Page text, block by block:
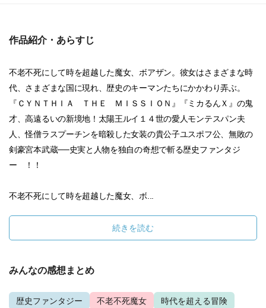
作品紹介・あらすじ
不老不死にして時を超越した魔女、ボアザン。彼女はさまざまな時
代、さまざまな国に現れ、歴史のキーマンたちにかかわり弄ぶ。
『ＣＹＮＴＨＩＡ ＴＨＥ ＭＩＳＳＩＯＮ』『ミカるんＸ』の鬼
才、高遠るいの新境地！太陽王ルイ１４世の愛人モンテスパン夫
人、怪僧ラスプーチンを暗殺した女装の貴公子ユスポフ公、無敗の
剣豪宮本武蔵──史実と人物を独自の奇想で斬る歴史ファンタジ
ー ！！
不老不死にして時を超越した魔女、ボ...
続きを読む
みんなの感想まとめ
歴史ファンタジー 不老不死魔女
時代を超える冒険